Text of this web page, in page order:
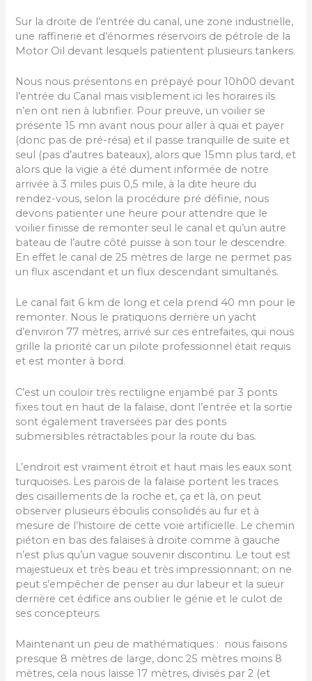
Sur la droite de l’entrée du canal, une zone industrielle,
une raffinerie et d’énormes réservoirs de pétrole de la
Motor Oil devant lesquels patientent plusieurs tankers.
Nous nous présentons en prépayé pour 10h00 devant
l’entrée du Canal mais visiblement ici les horaires ils
n’en ont rien à lubrifier. Pour preuve, un voilier se
présente 15 mn avant nous pour aller à quai et payer
(donc pas de pré-résa) et il passe tranquille de suite et
seul (pas d’autres bateaux), alors que 15mn plus tard, et
alors que la vigie a été dument informée de notre
arrivée à 3 miles puis 0,5 mile, à la dite heure du
rendez-vous, selon la procédure pré définie, nous
devons patienter une heure pour attendre que le
voilier finisse de remonter seul le canal et qu’un autre
bateau de l’autre côté puisse à son tour le descendre.
En effet le canal de 25 mètres de large ne permet pas
un flux ascendant et un flux descendant simultanés.
Le canal fait 6 km de long et cela prend 40 mn pour le
remonter. Nous le pratiquons derrière un yacht
d’environ 77 mètres, arrivé sur ces entrefaites, qui nous
grille la priorité car un pilote professionnel était requis
et est monter à bord.
C’est un couloir très rectiligne enjambé par 3 ponts
fixes tout en haut de la falaise, dont l’entrée et la sortie
sont également traversées par des ponts
submersibles rétractables pour la route du bas.
L’endroit est vraiment étroit et haut mais les eaux sont
turquoises. Les parois de la falaise portent les traces
des cisaillements de la roche et, ça et là, on peut
observer plusieurs éboulis consolidés au fur et à
mesure de l’histoire de cette voie artificielle. Le chemin
piéton en bas des falaises à droite comme à gauche
n’est plus qu’un vague souvenir discontinu. Le tout est
majestueux et très beau et très impressionnant; on ne
peut s’empêcher de penser au dur labeur et la sueur
derrière cet édifice ans oublier le génie et le culot de
ses concepteurs.
Maintenant un peu de mathématiques : nous faisons
presque 8 mètres de large, donc 25 mètres moins 8
mètres, cela nous laisse 17 mètres, divisés par 2 (et